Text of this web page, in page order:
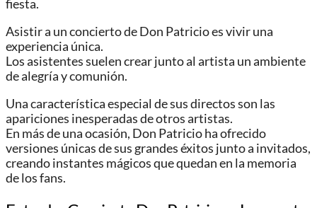
fiesta.
Asistir a un concierto de Don Patricio es vivir una
experiencia única.
Los asistentes suelen crear junto al artista un ambiente
de alegría y comunión.
Una característica especial de sus directos son las
apariciones inesperadas de otros artistas.
En más de una ocasión, Don Patricio ha ofrecido
versiones únicas de sus grandes éxitos junto a invitados,
creando instantes mágicos que quedan en la memoria
de los fans.